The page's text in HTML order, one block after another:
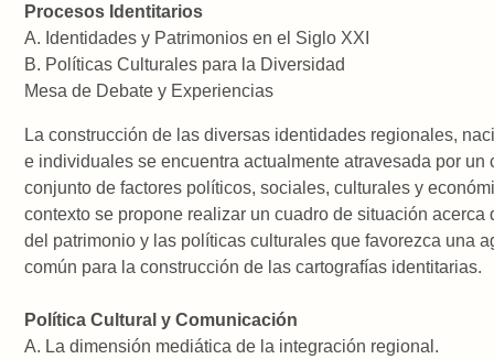
Procesos Identitarios
A. Identidades y Patrimonios en el Siglo XXI
B. Políticas Culturales para la Diversidad
Mesa de Debate y Experiencias
La construcción de las diversas identidades regionales,
e individuales se encuentra actualmente atravesada por un
conjunto de factores políticos, sociales, culturales y
contexto se propone realizar un cuadro de situación acerca
del patrimonio y las políticas culturales que favorezca una
común para la construcción de las cartografías identitarias.
Política Cultural y Comunicación
A. La dimensión mediática de la integración regional.